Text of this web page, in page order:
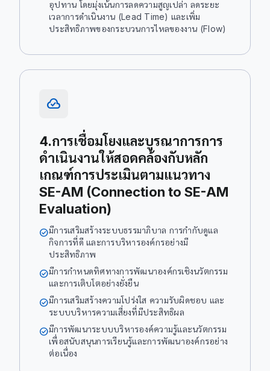
อุปทาน โดยมุ่งเน้นการลดความสูญเปล่า ลดระยะ
เวลาการดำเนินงาน (Lead Time) และเพิ่ม
ประสิทธิภาพของกระบวนการไหลของงาน (Flow)
cloud_done
4.การเชื่อมโยงและบูรณาการการ
ดำเนินงานให้สอดคล้องกับหลัก
เกณฑ์การประเมินตามแนวทาง
SE-AM (Connection to SE-AM
Evaluation)
check_circleมีการเสริมสร้างระบบธรรมาภิบาล การกำกับดูแล
กิจการที่ดี และการบริหารองค์กรอย่างมี
ประสิทธิภาพ
check_circleมีการกำหนดทิศทางการพัฒนาองค์กรเชิงนวัตกรรม
และการเติบโตอย่างยั่งยืน
check_circleมีการเสริมสร้างความโปร่งใส ความรับผิดชอบ และ
ระบบบริหารความเสี่ยงที่มีประสิทธิผล
check_circleมีการพัฒนาระบบบริหารองค์ความรู้และนวัตกรรม
เพื่อสนับสนุนการเรียนรู้และการพัฒนาองค์กรอย่าง
ต่อเนื่อง